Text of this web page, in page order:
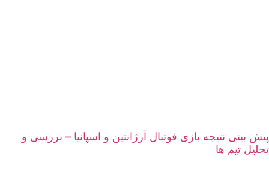
پیش بینی نتیجه بازی فوتبال آرژانتین و اسپانیا – بررسی و
تحلیل تیم ها